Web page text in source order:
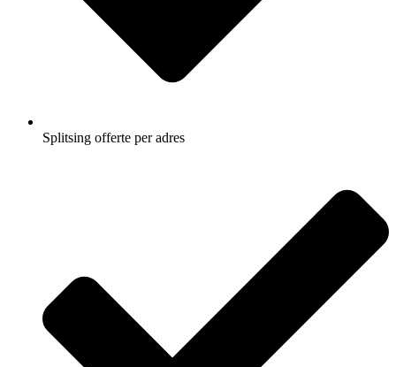
Splitsing offerte per adres